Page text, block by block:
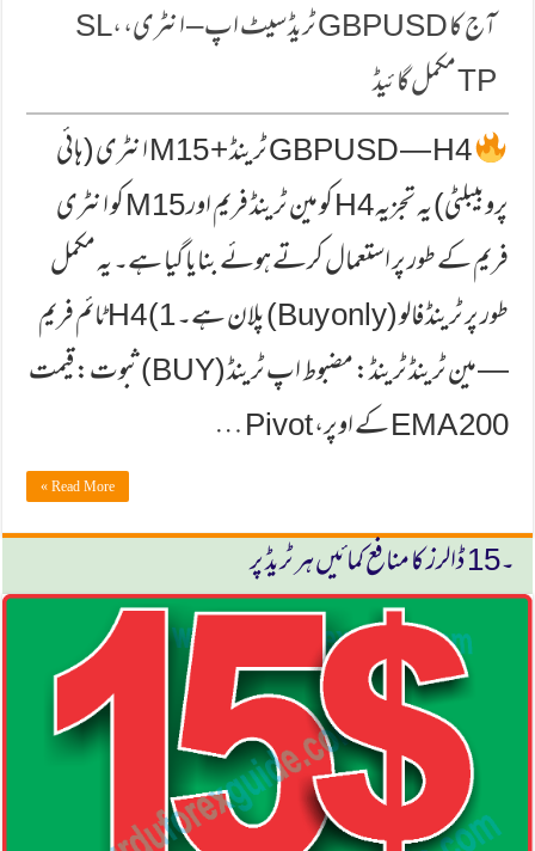
آج کا GBPUSD ٹریڈ سیٹ اپ – انٹری، SL،
TP مکمل گائیڈ
GBPUSD — H4 ٹرینڈ + M15 انٹری (ہائی
پروبیبلٹی) یہ تجزیہ H4 کو مین ٹرینڈ فریم اور M15 کو انٹری
فریم کے طور پر استعمال کرتے ہوئے بنایا گیا ہے۔ یہ مکمل
طور پر ٹرینڈ فالو (Buy only) پلان ہے۔ 1) H4 ٹائم فریم
— مین ٹرینڈ ٹرینڈ: مضبوط اپ ٹرینڈ (BUY) ثبوت: قیمت
200 EMA کے اوپر، Pivot …
Read More »
۔15 ڈالرز كا منافع كمائیں ہر ٹریڈ پر